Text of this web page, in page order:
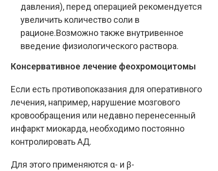
давления), перед операцией рекомендуется
увеличить количество соли в
рационе.Возможно также внутривенное
введение физиологического раствора.
Консервативное лечение феохромоцитомы
Если есть противопоказания для оперативного
лечения, например, нарушение мозгового
кровообращения или недавно перенесенный
инфаркт миокарда, необходимо постоянно
контролировать АД.
Для этого применяются α- и β-